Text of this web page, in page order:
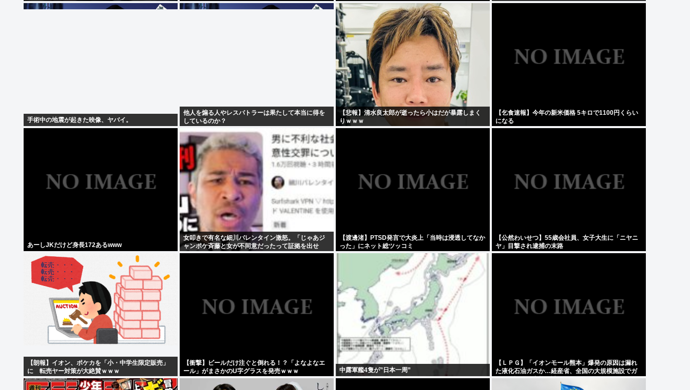
手術中の地震が起きた映像、ヤバイ。
他人を煽る人やレスバトラーは果たして本当に得を
しているのか？
【悲報】清水良太郎が逝ったら小はだが暴露しまく
りｗｗｗ
【乞食速報】今年の新米価格 5キロで1100円くらい
になる
あーしJKだけど身長172あるwww
女叩きで有名な細川バレンタイン激怒。「じゃあジ
ャンポケ斉藤と女が不同意だったって証拠を出せ
よ！！！」
【渡邊渚】PTSD発言で大炎上「当時は浸透してなか
った」にネット総ツッコミ
【公然わいせつ】55歳会社員、女子大生に「ニヤニ
ヤ」目撃され逮捕の末路
【朗報】イオン、ポケカを「小・中学生限定販売」
に 転売ヤー対策が大絶賛ｗｗｗ
【衝撃】ビールだけ注ぐと倒れる！？「よなよなエ
ール」がまさかのU字グラスを発売ｗｗｗ
中露軍艦4隻が”日本一周”
【ＬＰＧ】「イオンモール熊本」爆発の原因は漏れ
た液化石油ガスか…経産省、全国の大規模施設でガ
ス供給設備の点検要請 ★3